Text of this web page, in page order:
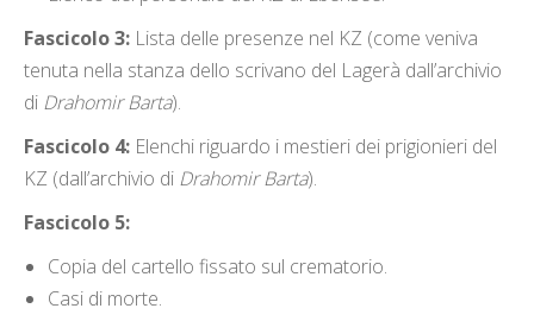
Fascicolo 3: Lista delle presenze nel KZ (come veniva
tenuta nella stanza dello scrivano del Lagerà dall’archivio
di Drahomir Barta).
Fascicolo 4: Elenchi riguardo i mestieri dei prigionieri del
KZ (dall’archivio di Drahomir Barta).
Fascicolo 5:
Copia del cartello fissato sul crematorio.
Casi di morte.